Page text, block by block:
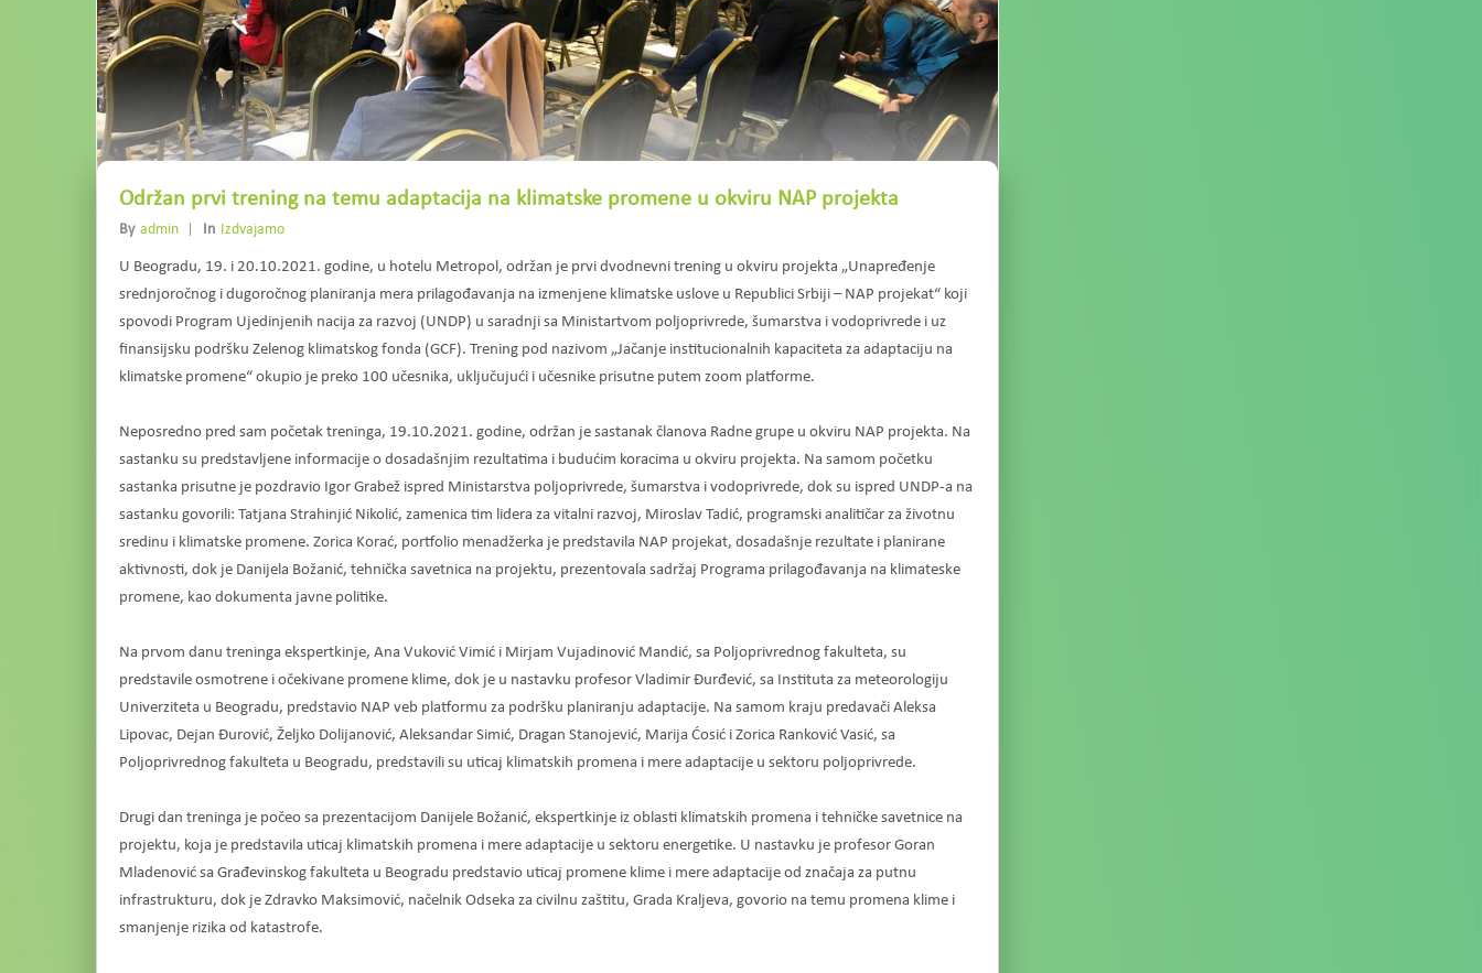
Održan prvi trening na temu adaptacija na klimatske promene u okviru NAP projekta
By Admin In Izdvajamo
U Beogradu, 19. i 20.10.2021. godine, u hotelu Metropol, održan je prvi dvodnevni trening u okviru projekta „Unapređenje
srednjoročnog i dugoročnog planiranja mera prilagođavanja na izmenjene klimatske uslove u Republici Srbiji – NAP projekat“ koji
spovodi Program Ujedinjenih nacija za razvoj (UNDP) u saradnji sa Ministartvom poljoprivrede, šumarstva i vodoprivrede i uz
finansijsku podršku Zelenog klimatskog fonda (GCF). Trening pod nazivom „Jačanje institucionalnih kapaciteta za adaptaciju na
klimatske promene“ okupio je preko 100 učesnika, uključujući i učesnike prisutne putem zoom platforme.
Neposredno pred sam početak treninga, 19.10.2021. godine, održan je sastanak članova Radne grupe u okviru NAP projekta. Na
sastanku su predstavljene informacije o dosadašnjim rezultatima i budućim koracima u okviru projekta. Na samom početku
sastanka prisutne je pozdravio Igor Grabež ispred Ministarstva poljoprivrede, šumarstva i vodoprivrede, dok su ispred UNDP-a na
sastanku govorili: Tatjana Strahinjić Nikolić, zamenica tim lidera za vitalni razvoj, Miroslav Tadić, programski analitičar za životnu
sredinu i klimatske promene. Zorica Korać, portfolio menadžerka je predstavila NAP projekat, dosadašnje rezultate i planirane
aktivnosti, dok je Danijela Božanić, tehnička savetnica na projektu, prezentovala sadržaj Programa prilagođavanja na klimateske
promene, kao dokumenta javne politike.
Na prvom danu treninga ekspertkinje, Ana Vuković Vimić i Mirjam Vujadinović Mandić, sa Poljoprivrednog fakulteta, su
predstavile osmotrene i očekivane promene klime, dok je u nastavku profesor Vladimir Đurđević, sa Instituta za meteorologiju
Univerziteta u Beogradu, predstavio NAP veb platformu za podršku planiranju adaptacije. Na samom kraju predavači Aleksa
Lipovac, Dejan Đurović, Željko Dolijanović, Aleksandar Simić, Dragan Stanojević, Marija Ćosić i Zorica Ranković Vasić, sa
Poljoprivrednog fakulteta u Beogradu, predstavili su uticaj klimatskih promena i mere adaptacije u sektoru poljoprivrede.
Drugi dan treninga je počeo sa prezentacijom Danijele Božanić, ekspertkinje iz oblasti klimatskih promena i tehničke savetnice na
projektu, koja je predstavila uticaj klimatskih promena i mere adaptacije u sektoru energetike. U nastavku je profesor Goran
Mladenović sa Građevinskog fakulteta u Beogradu predstavio uticaj promene klime i mere adaptacije od značaja za putnu
infrastrukturu, dok je Zdravko Maksimović, načelnik Odseka za civilnu zaštitu, Grada Kraljeva, govorio na temu promena klime i
smanjenje rizika od katastrofe.